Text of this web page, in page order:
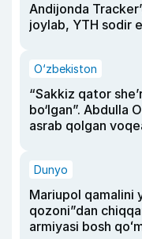
Andijonda
joylab, YTH sodir
O‘zbekiston
“Sakkiz qator
bo‘lgan”. Abdulla
asrab qolgan
Dunyo
Mariupol qamalini
qozoni”dan
armiyasi bosh